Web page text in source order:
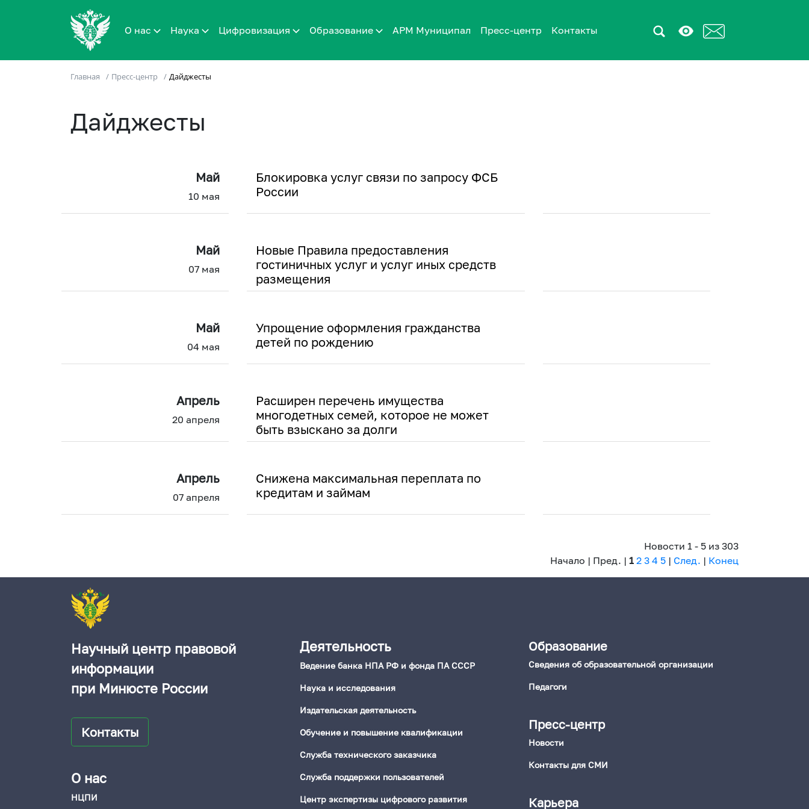
О нас Наука Цифровизация Образование АРМ Муниципал Пресс-центр Контакты
Главная / Пресс-центр / Дайджесты
Дайджесты
Май
10 мая
Блокировка услуг связи по запросу ФСБ
России
Май
07 мая
Новые Правила предоставления
гостиничных услуг и услуг иных средств
размещения
Май
04 мая
Упрощение оформления гражданства
детей по рождению
Апрель
20 апреля
Расширен перечень имущества
многодетных семей, которое не может
быть взыскано за долги
Апрель
07 апреля
Снижена максимальная переплата по
кредитам и займам
Новости 1 - 5 из 303
Начало | Пред. | 1 2 3 4 5 | След. | Конец
Научный центр правовой
информации
при Минюсте России
Контакты
О нас
НЦПИ
Деятельность
Ведение банка НПА РФ и фонда ПА СССР
Наука и исследования
Издательская деятельность
Обучение и повышение квалификации
Служба технического заказчика
Служба поддержки пользователей
Центр экспертизы цифрового развития
Образование
Сведения об образовательной организации
Педагоги
Пресс-центр
Новости
Контакты для СМИ
Карьера